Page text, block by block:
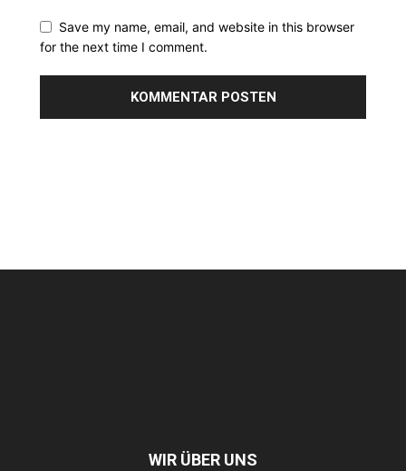
Save my name, email, and website in this browser
for the next time I comment.
WIR ÜBER UNS